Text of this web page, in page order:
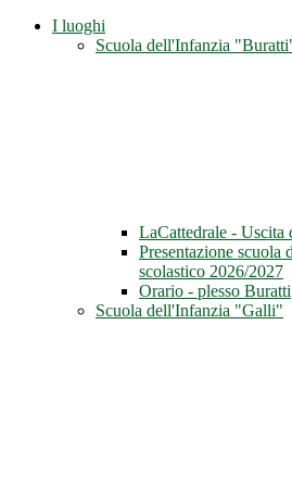
I luoghi
Scuola dell'Infanzia
LaCattedrale - Uscita
Presentazione
scolastico 2026/2027
Orario - plesso Buratti
Scuola dell'Infanzia "Galli"